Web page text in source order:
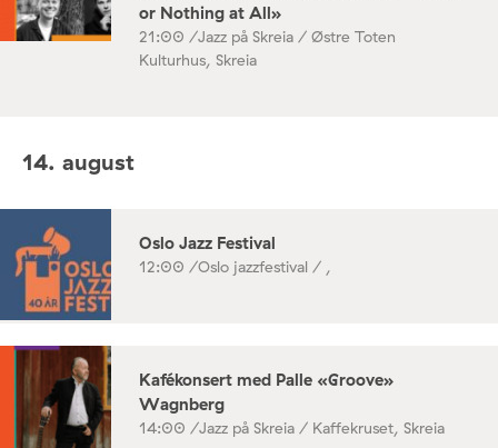
or Nothing at All»
21:00 /Jazz på Skreia / Østre Toten
Kulturhus, Skreia
14. august
Oslo Jazz Festival
12:00 /Oslo jazzfestival / ,
Kafékonsert med Palle «Groove»
Wagnberg
14:00 /Jazz på Skreia / Kaffekruset, Skreia